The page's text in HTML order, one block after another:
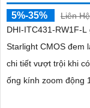
5%-35%
Liên Hệ
DHI-ITC431-RW1F-
Starlight CMOS đem
chi tiết vượt trội khi
ống kính zoom động